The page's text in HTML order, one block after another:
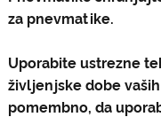
za pnevmatike.
Uporabite ustrezne
življenjske dobe
pomembno, da